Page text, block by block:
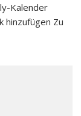
Kalender
hinzufügen Zu